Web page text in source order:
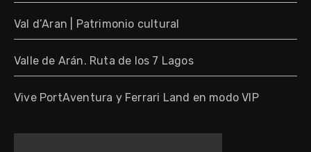
Val d’Aran | Patrimonio cultural
Valle de Arán. Ruta de los 7 Lagos
Vive PortAventura y Ferrari Land en modo VIP